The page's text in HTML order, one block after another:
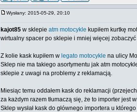
Wysłany: 2015-05-29, 20:10
kajot85 w sklepie atm motocykle kupiłem kurtkę
wirtualny spacer po sklepie i mniej więcej
Z kolie kask kupiłem w legato motocykle na ulicy
Sklep nie ma takiego asortymentu jak atm
sklepie z uwagi na problemy z reklamacją.
Miesiąc temu oddałem kask do reklamacji
za każdym razem tłumaczą się, że to importer jest
Sklep wysłał kask do głównego importera u